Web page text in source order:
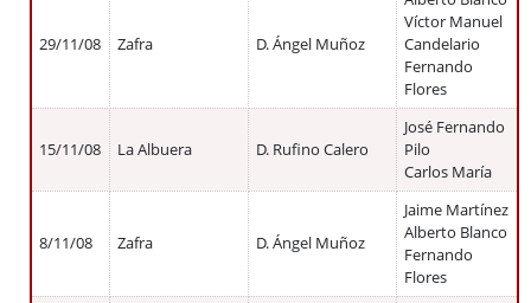
29/11/08 Zafra D. Ángel Muñoz
Víctor Manuel
Candelario
Fernando
Flores
15/11/08 La Albuera D. Rufino Calero
José Fernando
Pilo
Carlos María
8/11/08 Zafra D. Ángel Muñoz
Jaime Martínez
Alberto Blanco
Fernando
Flores